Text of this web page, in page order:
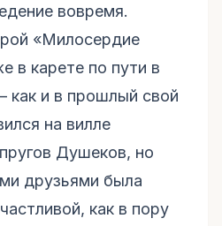
вовремя.
«Милосердие
в карете по пути в
как и в прошлый свой
на вилле
Душеков, но
друзьями была
как в пору